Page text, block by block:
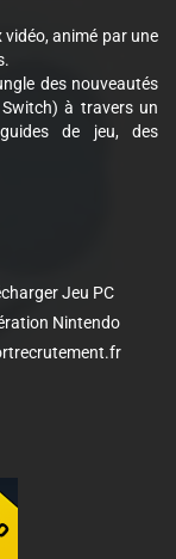
animé par une
des nouveautés
à travers un
de jeu, des
Jeu PC
Nintendo